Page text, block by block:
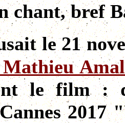
chant, bref
le 21
le film :